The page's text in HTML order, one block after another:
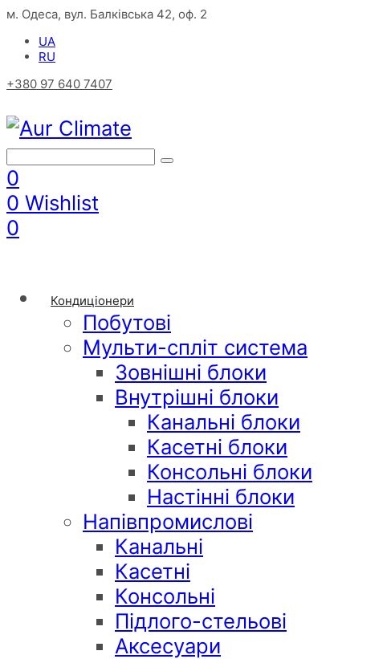
м. Одеса, вул. Балківська 42, оф. 2
UA
RU
+380 97 640 7407
0
0 Wishlist
0
Кондиціонери
Побутові
Мульти-спліт система
Зовнішні блоки
Внутрішні блоки
Канальні блоки
Касетні блоки
Консольні блоки
Настінні блоки
Напівпромислові
Канальні
Касетні
Консольні
Підлого-стельові
Аксесуари